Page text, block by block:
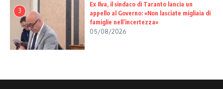
3
Ex Ilva, il sindaco di Taranto lancia un
appello al Governo: «Non lasciate migliaia di
famiglie nell’incertezza»
05/08/2026